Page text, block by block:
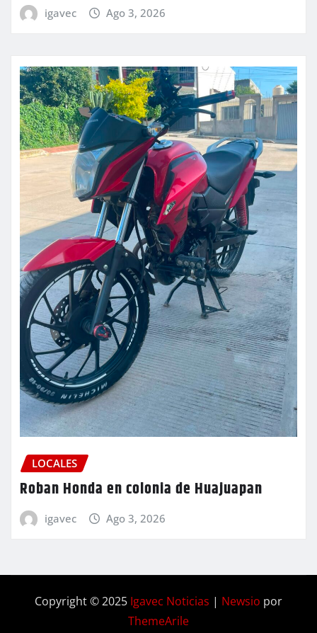
igavec Ago 3, 2026
LOCALES
Roban Honda en colonia de Huajuapan
igavec Ago 3, 2026
Copyright © 2025 Igavec Noticias | Newsio por
ThemeArile